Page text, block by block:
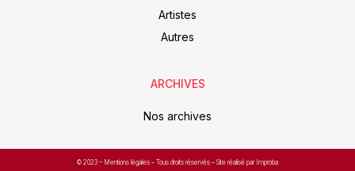
Artistes
Autres
ARCHIVES
Nos archives
© 2023 – Mentions légales – Tous droits réservés – Site réalisé par Improba